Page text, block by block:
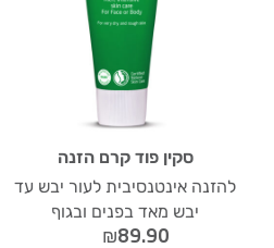
סקין פוד קרם הזנה
להזנה אינטנסיבית לעור יבש עד
יבש מאד בפנים ובגוף
₪89.90